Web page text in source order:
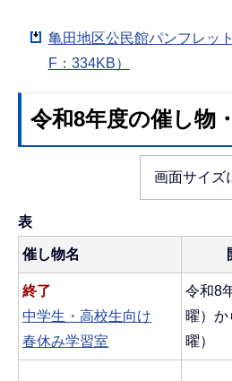
亀田地区公民館パンフレッ
F：334KB）
令和8年度の催し物
画面サイズ
表
催し物名
終了
中学生・高校生向け
春休み学習室
令和8
曜）か
曜）